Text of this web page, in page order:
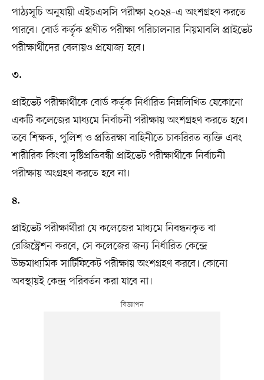
পাঠ্যসূচি অনুযায়ী এইচএসসি পরীক্ষা ২০২৪–এ অংশগ্রহণ করতে
পারবে। বোর্ড কর্তৃক প্রণীত পরীক্ষা পরিচালনার নিয়মাবলি প্রাইভেট
পরীক্ষার্থীদের বেলায়ও প্রযোজ্য হবে।
৩.
প্রাইভেট পরীক্ষার্থীকে বোর্ড কর্তৃক নির্ধারিত নিম্নলিখিত যেকোনো
একটি কলেজের মাধ্যমে নির্বাচনী পরীক্ষায় অংশগ্রহণ করতে হবে।
তবে শিক্ষক, পুলিশ ও প্রতিরক্ষা বাহিনীতে চাকরিরত ব্যক্তি এবং
শারীরিক কিংবা দৃষ্টিপ্রতিবন্ধী প্রাইভেট পরীক্ষার্থীকে নির্বাচনী
পরীক্ষায় অংগ্রহণ করতে হবে না।
৪.
প্রাইভেট পরীক্ষার্থীরা যে কলেজের মাধ্যমে নিবন্ধনকৃত বা
রেজিস্ট্রেশন করবে, সে কলেজের জন্য নির্ধারিত কেন্দ্রে
উচ্চমাধ্যমিক সার্টিফিকেট পরীক্ষায় অংশগ্রহণ করবে। কোনো
অবস্থায়ই কেন্দ্র পরিবর্তন করা যাবে না।